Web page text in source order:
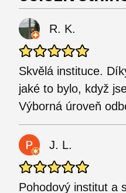
R. K.
Skvělá instituce.
jaké to bylo, když
Výborná úroveň
J. L.
Pohodový institut a